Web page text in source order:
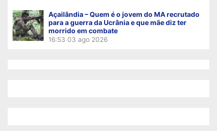
Açailândia – Quem é o jovem do MA recrutado
para a guerra da Ucrânia e que mãe diz ter
morrido em combate
16:53 03 ago 2026